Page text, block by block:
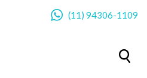
(11) 94306-1109